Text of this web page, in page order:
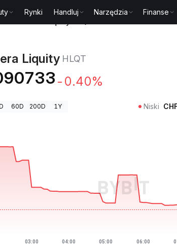
Rynki Handluj Narzędzia Finanse
Liquity HLQT
-0.40%
60D 200D 1Y Niski